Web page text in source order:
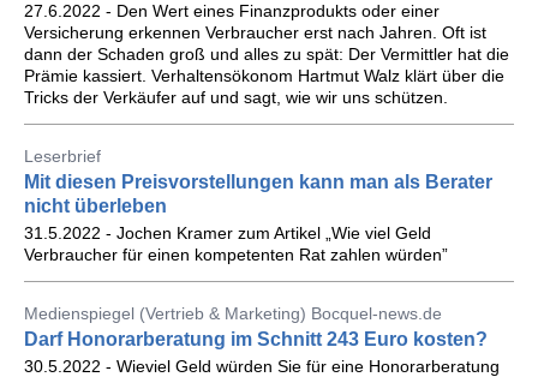
27.6.2022 - Den Wert eines Finanzprodukts oder einer
Versicherung erkennen Verbraucher erst nach Jahren. Oft ist
dann der Schaden groß und alles zu spät: Der Vermittler hat die
Prämie kassiert. Verhaltensökonom Hartmut Walz klärt über die
Tricks der Verkäufer auf und sagt, wie wir uns schützen.
Leserbrief
Mit diesen Preisvorstellungen kann man als Berater
nicht überleben
31.5.2022 - Jochen Kramer zum Artikel „Wie viel Geld
Verbraucher für einen kompetenten Rat zahlen würden”
Medienspiegel (Vertrieb & Marketing) Bocquel-news.de
Darf Honorarberatung im Schnitt 243 Euro kosten?
30.5.2022 - Wieviel Geld würden Sie für eine Honorarberatung